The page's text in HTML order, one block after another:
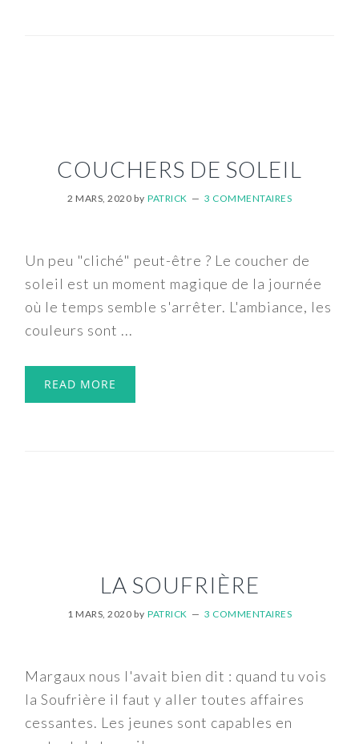
COUCHERS DE SOLEIL
2 MARS, 2020 by PATRICK 3 COMMENTAIRES
Un peu "cliché" peut-être ? Le coucher de
soleil est un moment magique de la journée
où le temps semble s'arrêter. L'ambiance, les
couleurs sont ...
READ MORE
LA SOUFRIÈRE
1 MARS, 2020 by PATRICK 3 COMMENTAIRES
Margaux nous l'avait bien dit : quand tu vois
la Soufrière il faut y aller toutes affaires
cessantes. Les jeunes sont capables en